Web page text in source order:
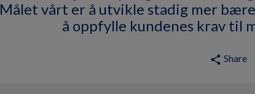
Målet vårt er å utvikle stadig mer
å oppfylle kundenes krav til
share Share